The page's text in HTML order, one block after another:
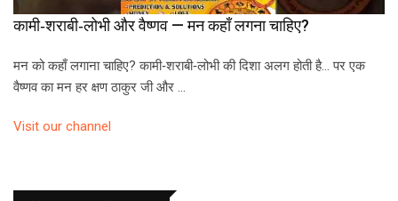
कामी‑शराबी‑लोभी और वैष्णव — मन कहाँ लगना चाहिए?
मन को कहाँ लगाना चाहिए? कामी‑शराबी‑लोभी की दिशा अलग होती है… पर एक
वैष्णव का मन हर क्षण ठाकुर जी और …
Visit our channel